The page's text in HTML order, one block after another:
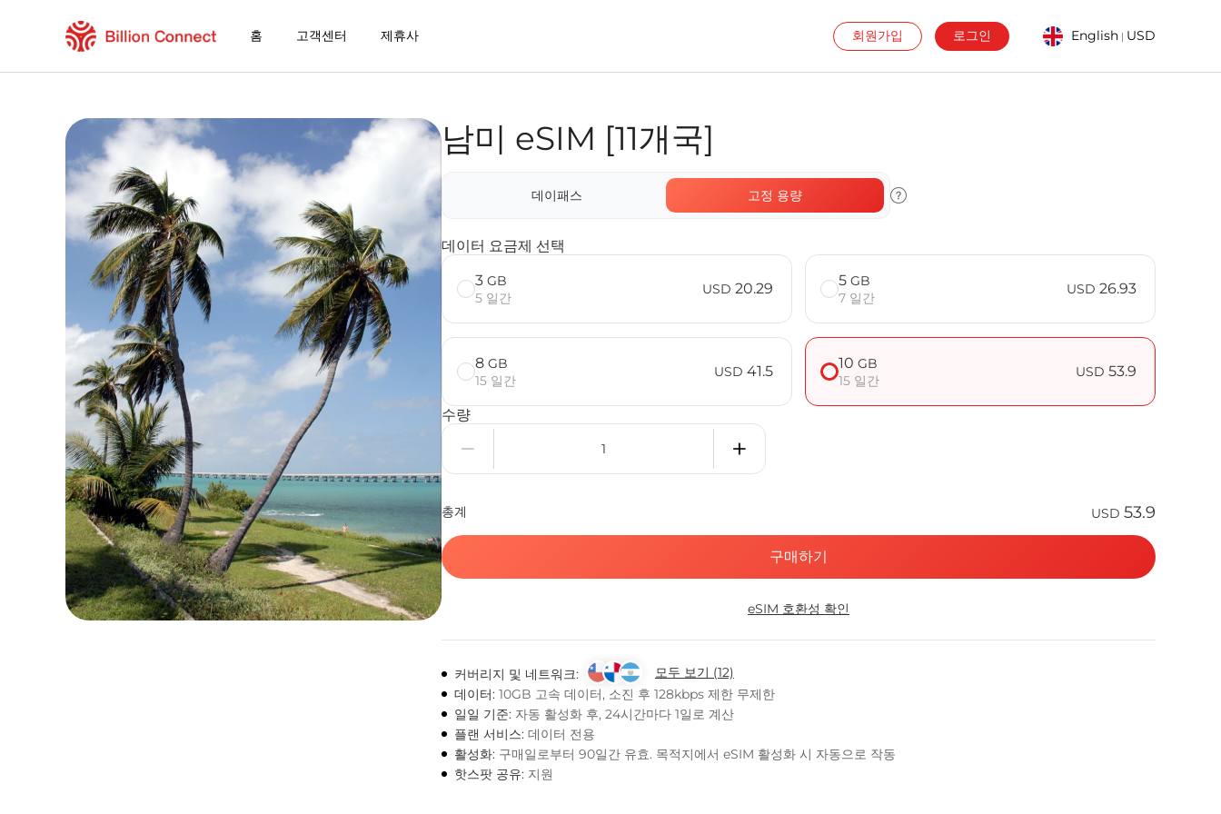
홈 고객센터 제휴사 회원가입 로그인 English | USD
현재 목적지가 포함된 지역 요금제
eSIM을 즐기는 방법
Martinique/Guadeloupe에서 Billion Connect eSIM을 사용할 때의 장점
Billion Connect 남미 eSIM [11개국] FAQ
목적지 및 데이터 요금제 선택
eSIM 설치하기
데이터 요금제 즐기기
안정적인 인터넷 연결
로밍 비용 절감
24/7 고객 서비스
쉬운 설치 방법
국내 전화번호 그대로 유지
로컬 및 지역 요금제
남미 eSIM [11개국]
데이패스 고정 용량
데이터 요금제 선택
3 GB
5 일간
USD 20.29 5 GB
7 일간
USD 26.93
8 GB
15 일간
USD 41.5 10 GB
15 일간
USD 53.9
수량
총계 USD 53.9
구매하기
eSIM 호환성 확인
커버리지 및 네트워크:
모두 보기 (12)
데이터: 10GB 고속 데이터, 소진 후 128kbps 제한 무제한
일일 기준: 자동 활성화 후, 24시간마다 1일로 계산
플랜 서비스: 데이터 전용
활성화: 구매일로부터 90일간 유효. 목적지에서 eSIM 활성화 시 자동으로 작동
핫스팟 공유: 지원